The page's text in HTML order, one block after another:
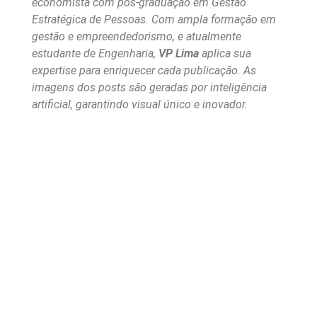
Estratégica de Pessoas. Com ampla formação em
gestão e empreendedorismo, e atualmente
estudante de Engenharia, VP Lima aplica sua
expertise para enriquecer cada publicação. As
imagens dos posts são geradas por inteligência
artificial, garantindo visual único e inovador.